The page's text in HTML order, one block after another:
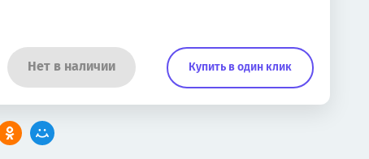
Нет в наличии Купить в один клик